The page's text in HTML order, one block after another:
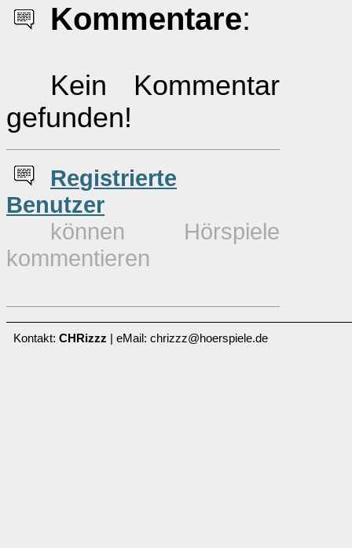
Kommentare:
Kein Kommentar
gefunden!
Registrierte
Benutzer
können Hörspiele
kommentieren
Kontakt: CHRizzz | eMail: chrizzz@hoerspiele.de